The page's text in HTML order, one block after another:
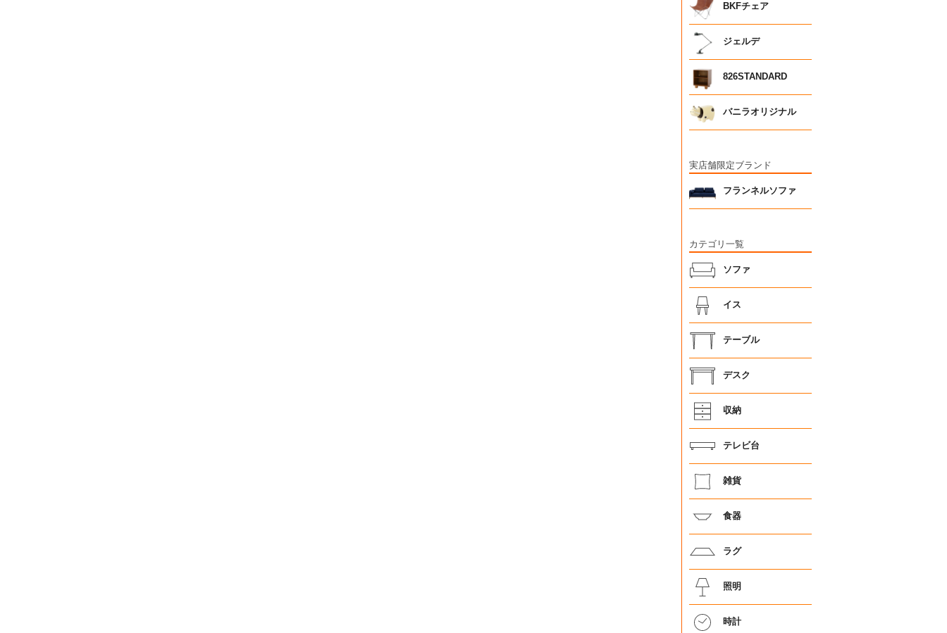
BKFチェア
ジェルデ
826STANDARD
バニラオリジナル
実店舗限定ブランド
フランネルソファ
カテゴリ一覧
ソファ
イス
テーブル
デスク
収納
テレビ台
雑貨
食器
ラグ
照明
時計